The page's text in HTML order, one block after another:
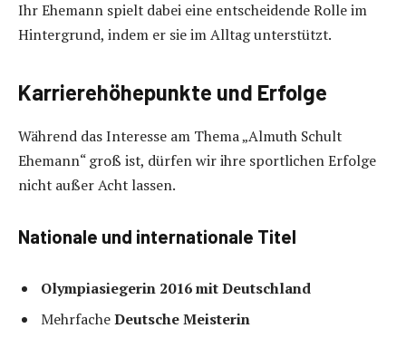
Ihr Ehemann spielt dabei eine entscheidende Rolle im
Hintergrund, indem er sie im Alltag unterstützt.
Karrierehöhepunkte und Erfolge
Während das Interesse am Thema „Almuth Schult
Ehemann“ groß ist, dürfen wir ihre sportlichen Erfolge
nicht außer Acht lassen.
Nationale und internationale Titel
Olympiasiegerin 2016 mit Deutschland
MehrfacheDeutsche Meisterin